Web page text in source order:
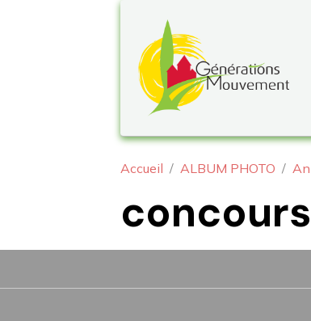
Accueil ALBUM PHOTO